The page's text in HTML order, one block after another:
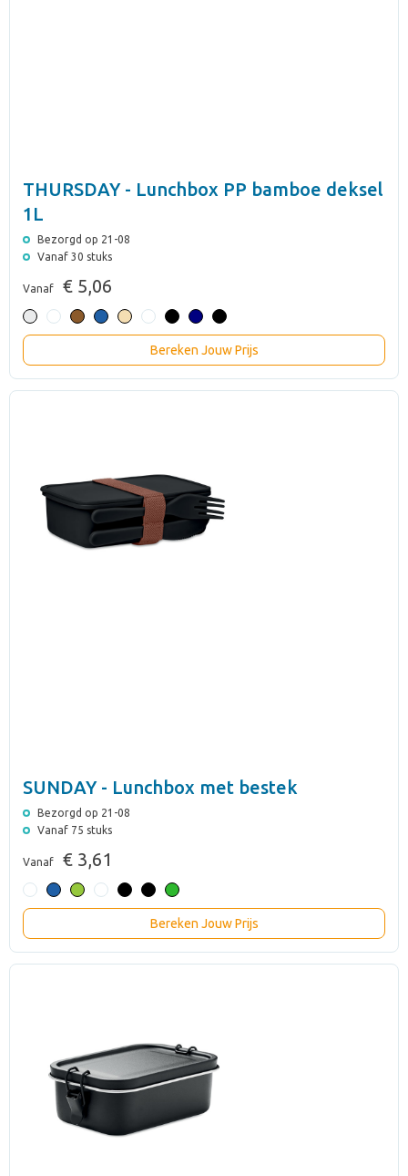
THURSDAY - Lunchbox PP bamboe deksel
1L
Bezorgd op 21-08
Vanaf 30 stuks
Vanaf € 5,06
Bereken Jouw Prijs
SUNDAY - Lunchbox met bestek
Bezorgd op 21-08
Vanaf 75 stuks
Vanaf € 3,61
Bereken Jouw Prijs